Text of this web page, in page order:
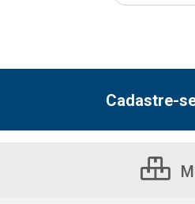
Cadastre-